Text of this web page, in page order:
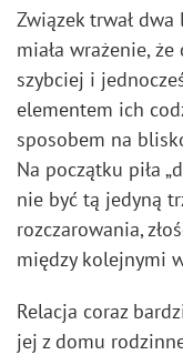
Związek trwał
miała wrażenie,
szybciej i
elementem ich
sposobem na
Na początku piła
nie być tą jedyną
rozczarowania,
między kolejnymi
Relacja coraz
jej z domu